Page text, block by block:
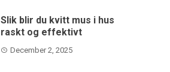
Slik blir du kvitt mus i hus
raskt og effektivt
December 2, 2025